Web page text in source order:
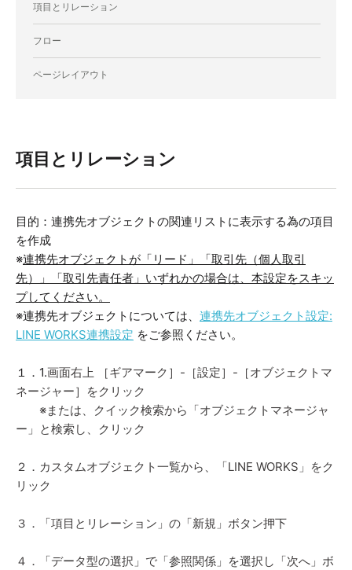
項目とリレーション
フロー
ページレイアウト
項目とリレーション
目的：連携先オブジェクトの関連リストに表示する為の項目
を作成
※連携先オブジェクトが「リード」「取引先（個人取引
先）」「取引先責任者」いずれかの場合は、本設定をスキッ
プしてください。
※連携先オブジェクトについては、 連携先オブジェクト設定:
LINE WORKS連携設定 をご参照ください。
１．1.画面右上 ［ギアマーク］-［設定］-［オブジェクトマ
ネージャー］をクリック
※または、クイック検索から「オブジェクトマネージャ
ー」と検索し、クリック
２．カスタムオブジェクト一覧から、「LINE WORKS」をク
リック
３．「項目とリレーション」の「新規」ボタン押下
４．「データ型の選択」で「参照関係」を選択し「次へ」ボ